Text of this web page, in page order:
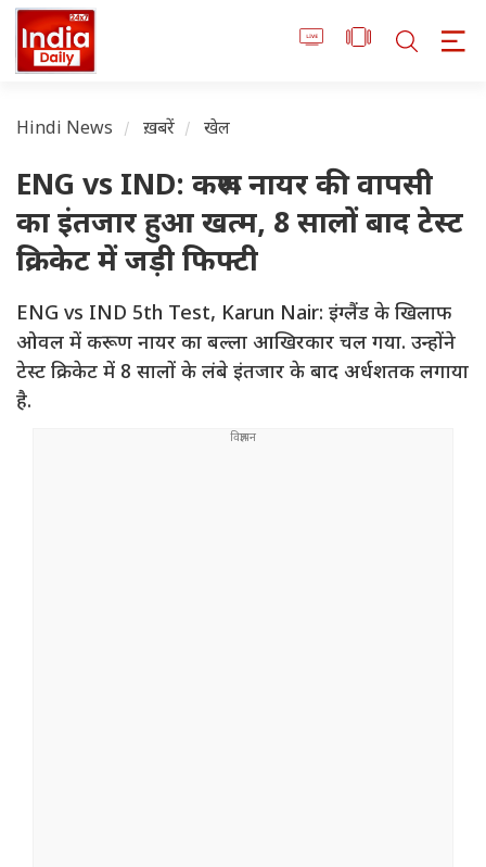
Hindi News ख़बरें खेल
ENG vs IND: करूण नायर की वापसी
का इंतजार हुआ खत्म, 8 सालों बाद टेस्ट
क्रिकेट में जड़ी फिफ्टी
ENG vs IND 5th Test, Karun Nair: इंग्लैंड के खिलाफ
ओवल में करूण नायर का बल्ला आखिरकार चल गया. उन्होंने
टेस्ट क्रिकेट में 8 सालों के लंबे इंतजार के बाद अर्धशतक लगाया
है.